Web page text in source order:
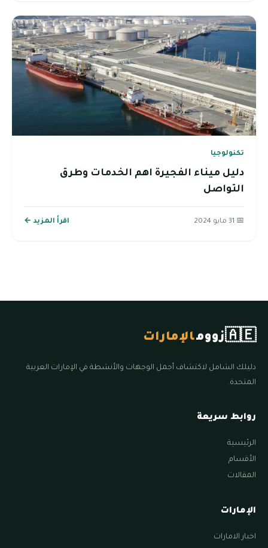
تكنولوجيا
دليل ميناء الفجيرة اهم الخدمات وطرق
التواصل
📅 31 مايو 2024 اقرأ المزيد ←
🇦🇪زوومالإمارات
دليلك الشامل لاكتشاف أجمل الوجهات والأنشطة في الإمارات العربية
المتحدة.
روابط سريعة
الرئيسية
الأقسام
المقالات
الإمارات
اخبار الامارات